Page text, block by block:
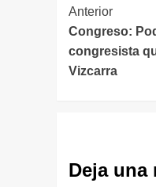
de
entradas
Anterior
Congreso:
congresista
Vizcarra
Deja una